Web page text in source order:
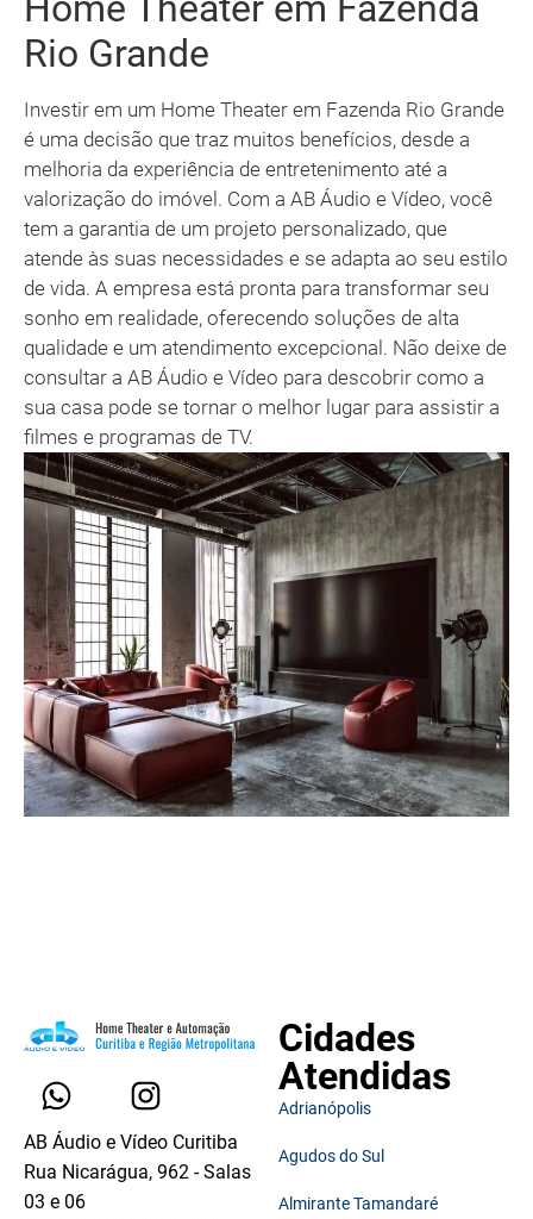
Rio Grande
Investir em um Home Theater em Fazenda Rio Grande
é uma decisão que traz muitos benefícios, desde a
melhoria da experiência de entretenimento até a
valorização do imóvel. Com a AB Áudio e Vídeo, você
tem a garantia de um projeto personalizado, que
atende às suas necessidades e se adapta ao seu estilo
de vida. A empresa está pronta para transformar seu
sonho em realidade, oferecendo soluções de alta
qualidade e um atendimento excepcional. Não deixe de
consultar a AB Áudio e Vídeo para descobrir como a
sua casa pode se tornar o melhor lugar para assistir a
filmes e programas de TV.
AB Áudio e Vídeo Curitiba
Rua Nicarágua, 962 - Salas
03 e 06
Cidades
Atendidas
Adrianópolis
Agudos do Sul
Almirante Tamandaré